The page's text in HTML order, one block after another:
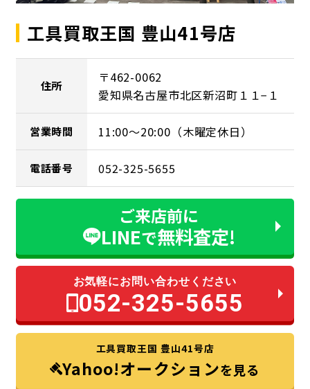
工具買取王国 豊山41号店
住所
〒462-0062
愛知県名古屋市北区新沼町１１−１
営業時間 11:00～20:00（木曜定休日）
電話番号 052-325-5655
ご来店前に
LINEで無料査定!
お気軽にお問い合わせください
052-325-5655
工具買取王国 豊山41号店
Yahoo!オークションを見る